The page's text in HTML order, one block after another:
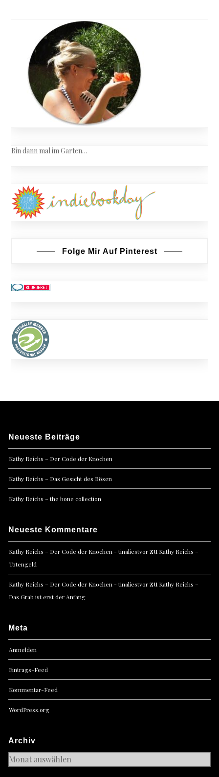
navigation
Bin dann mal im Garten…
Folge Mir Auf Pinterest
Neueste Beiträge
Kathy Reichs – Der Code der Knochen
Kathy Reichs – Das Gesicht des Bösen
Kathy Reichs – the bone collection
Neueste Kommentare
Kathy Reichs – Der Code der Knochen - tinaliestvorzu Kathy Reichs –
Totengeld
Kathy Reichs – Der Code der Knochen - tinaliestvorzu Kathy Reichs –
Das Grab ist erst der Anfang
Meta
Anmelden
Eintrags-Feed
Kommentar-Feed
WordPress.org
Archiv
Archiv